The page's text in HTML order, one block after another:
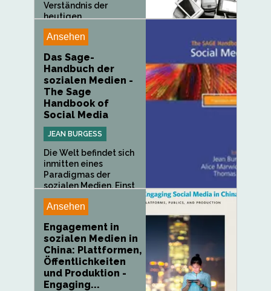
Verständnis der
heutigen...
Ansehen
Das Sage-
Handbuch der
sozialen Medien -
The Sage
Handbook of
Social Media
JEAN BURGESS
Die Welt befindet sich
inmitten eines
Paradigmas der
sozialen Medien. Einst
als trivial...
Ansehen
Engagement in
sozialen Medien in
China: Plattformen,
Öffentlichkeiten
und Produktion -
Engaging...